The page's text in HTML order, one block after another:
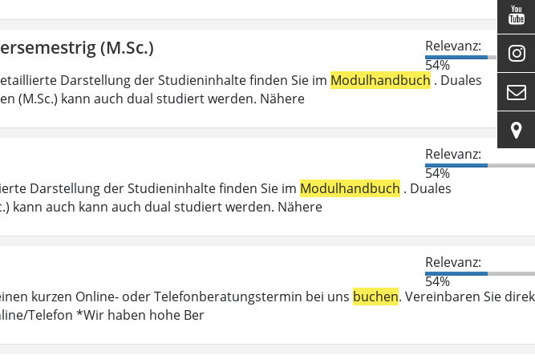
(M.Sc.)
Relevanz:
54%
Darstellung der Studieninhalte finden Sie im Modulhandbuch . Duales
(M.Sc.) kann auch dual studiert werden. Nähere
Relevanz:
54%
Darstellung der Studieninhalte finden Sie im Modulhandbuch . Duales
kann auch kann auch dual studiert werden. Nähere
Relevanz:
54%
kurzen Online- oder Telefonberatungstermin bei uns buchen. Vereinbaren Sie
Telefon *Wir haben hohe Ber



